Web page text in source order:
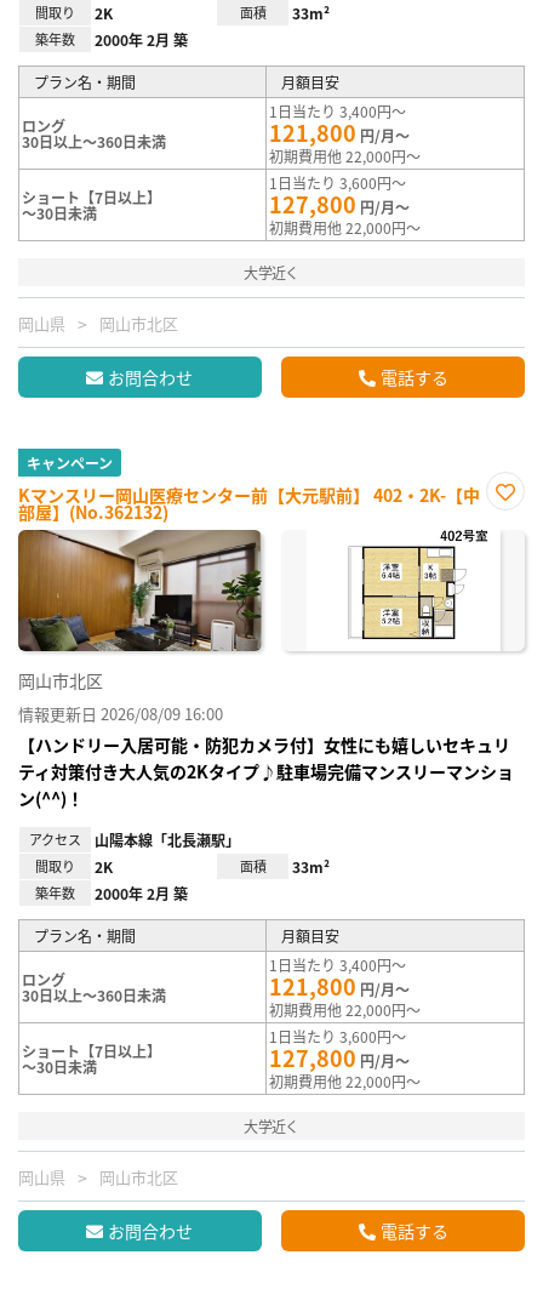
間取り 2K 面積 33m²
築年数 2000年 2月 築
プラン名・期間 月額目安
ロング
30日以上～360日未満
1日当たり 3,400円～
121,800 円/月～
初期費用他 22,000円～
ショート【7日以上】
～30日未満
1日当たり 3,600円～
127,800 円/月～
初期費用他 22,000円～
大学近く
岡山県 岡山市北区
お問合わせ 電話する
キャンペーン
Kマンスリー岡山医療センター前【大元駅前】 402・2K-【中
部屋】(No.362132)
に入
岡山市北区
情報更新日 2026/08/09 16:00
【ハンドリー入居可能・防犯カメラ付】女性にも嬉しいセキュリ
ティ対策付き大人気の2Kタイプ♪駐車場完備マンスリーマンショ
ン(^^)！
アクセス 山陽本線「北長瀬駅」
間取り 2K 面積 33m²
築年数 2000年 2月 築
プラン名・期間 月額目安
ロング
30日以上～360日未満
1日当たり 3,400円～
121,800 円/月～
初期費用他 22,000円～
ショート【7日以上】
～30日未満
1日当たり 3,600円～
127,800 円/月～
初期費用他 22,000円～
大学近く
岡山県 岡山市北区
お問合わせ 電話する